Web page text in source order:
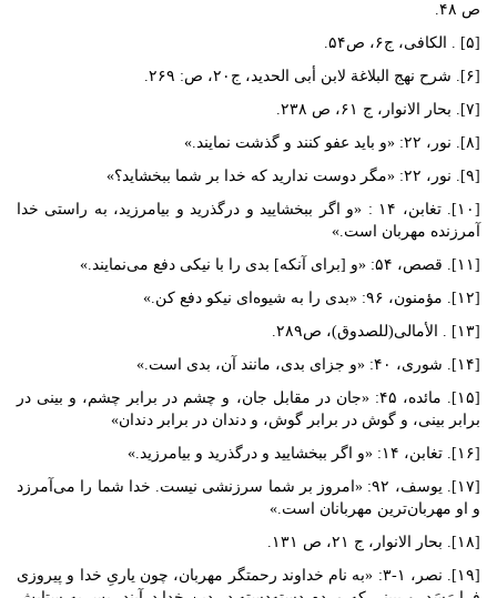
ص ۴۸.
[۵] . الکافی، ج‌۶، ص۵۴.
[۶]. شرح نهج البلاغة لابن أبی الحدید، ج‌۲۰، ص: ۲۶۹.
[۷]. بحار الانوار، ج ۶۱، ص ۲۳۸.
[۸]. نور، ۲۲: «و باید عفو کنند و گذشت نمایند.»
[۹]. نور، ۲۲: «مگر دوست ندارید که خدا بر شما ببخشاید؟»
[۱۰]. تغابن، ۱۴ : «و اگر ببخشایید و درگذرید و بیامرزید، به راستی خدا
آمرزنده مهربان است.»
[۱۱]. قصص، ۵۴: «و [برای آنکه] بدی را با نیکی دفع می‌نمایند.»
[۱۲]. مؤمنون، ۹۶:‌ «بدی را به شیوه‌ای نیکو دفع کن.»
[۱۳] . الأمالی(للصدوق)، ص۲۸۹.
[۱۴]. شوری، ۴۰: «و جزای بدی، مانند آن، بدی است.»
[۱۵]. مائده، ۴۵: «جان در مقابل جان، و چشم در برابر چشم، و بینی در
برابر بینی، و گوش در برابر گوش، و دندان در برابر دندان»
[۱۶]. تغابن، ۱۴: «و اگر ببخشایید و درگذرید و بیامرزید.»
[۱۷]. یوسف، ۹۲: «امروز بر شما سرزنشی نیست. خدا شما را می‌آمرزد
و او مهربان‌ترین مهربانان است.»
[۱۸]. بحار الانوار، ج ۲۱، ص ۱۳۱.
[۱۹]. نصر، ۱-۳: «به نام خداوند رحمتگر مهربان، چون یاریِ خدا و پیروزی